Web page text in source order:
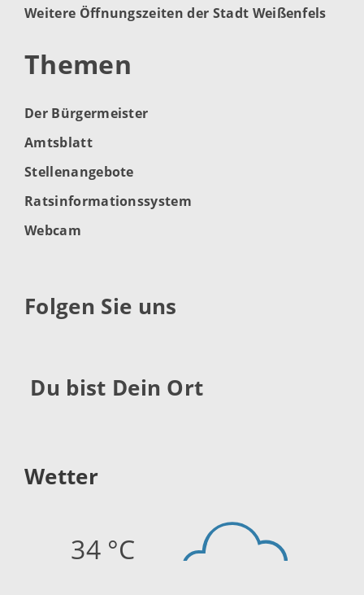
Weitere Öffnungszeiten der Stadt Weißenfels
Themen
Der Bürgermeister
Amtsblatt
Stellenangebote
Ratsinformationssystem
Webcam
Folgen Sie uns
Du bist Dein Ort
Wetter
34 °C